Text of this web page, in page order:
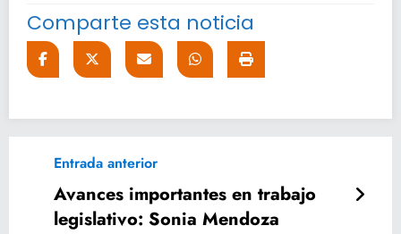
Comparte esta noticia
Entrada anterior
Avances importantes en trabajo
legislativo: Sonia Mendoza